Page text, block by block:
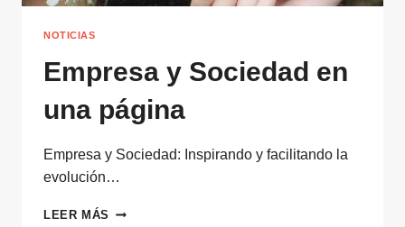
NOTICIAS
Empresa y Sociedad en
una página
Empresa y Sociedad: Inspirando y facilitando la
evolución…
LEER MÁS EMPRESA